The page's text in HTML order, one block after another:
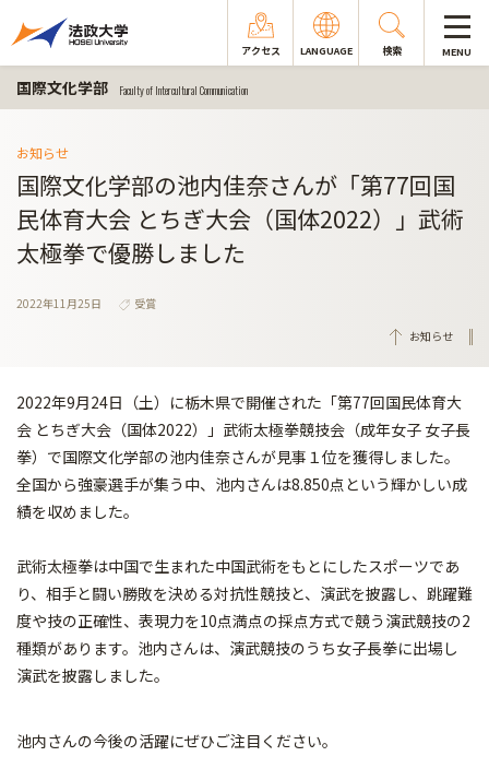
アクセス LANGUAGE 検索 MENU
国際文化学部 Faculty of Intercultural Communication
お知らせ
国際文化学部の池内佳奈さんが「第77回国
民体育大会 とちぎ大会（国体2022）」武術
太極拳で優勝しました
2022年11月25日
受賞
お知らせ
2022年9月24日（土）に栃木県で開催された「第77回国民体育大
会 とちぎ大会（国体2022）」武術太極拳競技会（成年女子 女子長
拳）で国際文化学部の池内佳奈さんが見事１位を獲得しました。
全国から強豪選手が集う中、池内さんは8.850点という輝かしい成
績を収めました。
武術太極拳は中国で生まれた中国武術をもとにしたスポーツであ
り、相手と闘い勝敗を決める対抗性競技と、演武を披露し、跳躍難
度や技の正確性、表現力を10点満点の採点方式で競う演武競技の2
種類があります。池内さんは、演武競技のうち女子長拳に出場し
演武を披露しました。
池内さんの今後の活躍にぜひご注目ください。